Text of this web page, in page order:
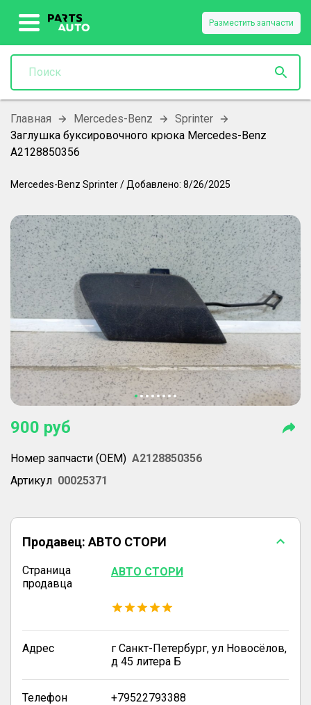
Разместить запчасти
Главная Mercedes-Benz
Sprinter
Заглушка буксировочного крюка Mercedes-Benz
A2128850356
Mercedes-Benz Sprinter/ Добавлено: 8/26/2025
900 руб
Номер запчасти (OEM) A2128850356
Артикул 00025371
Продавец: АВТО СТОРИ
Страница
продавца
АВТО СТОРИ
Адрес
г Санкт-Петербург, ул Новосёлов,
д 45 литера Б
Телефон +79522793388